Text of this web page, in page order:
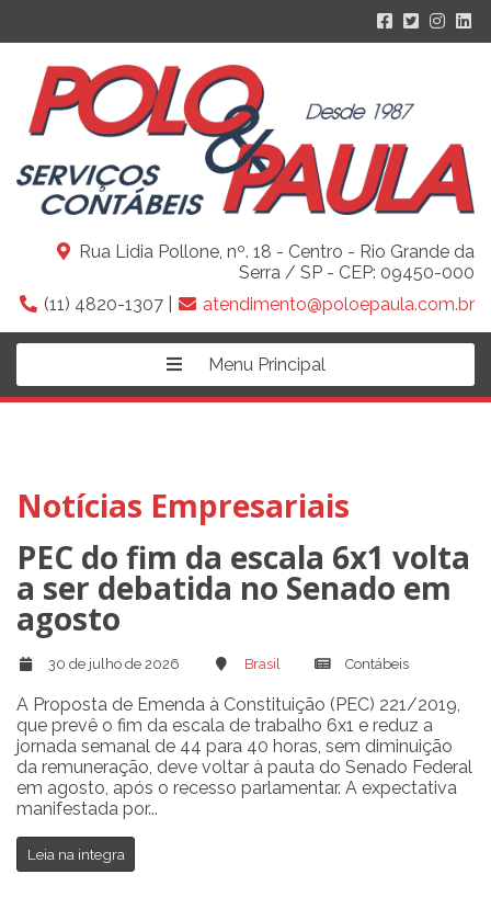
Rua Lidia Pollone, nº. 18 - Centro - Rio Grande da
Serra / SP - CEP: 09450-000
(11) 4820-1307 |
atendimento@poloepaula.com.br
Menu Principal
Notícias Empresariais
PEC do fim da escala 6x1 volta
a ser debatida no Senado em
agosto
30 de julho de 2026 Brasil Contábeis
A Proposta de Emenda à Constituição (PEC) 221/2019,
que prevê o fim da escala de trabalho 6x1 e reduz a
jornada semanal de 44 para 40 horas, sem diminuição
da remuneração, deve voltar à pauta do Senado Federal
em agosto, após o recesso parlamentar. A expectativa
manifestada por...
Leia na integra